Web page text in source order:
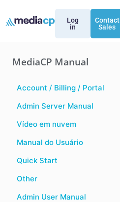
Log
in
Contact
Sales
MediaCP Manual
Account / Billing / Portal
Admin Server Manual
Vídeo em nuvem
Manual do Usuário
Quick Start
Other
Admin User Manual